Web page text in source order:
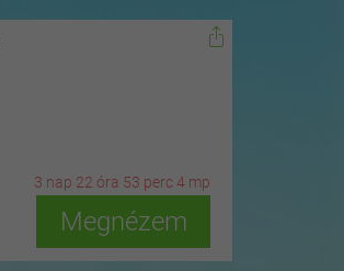
3 nap 22 óra 53 perc2 mp
Megnézem